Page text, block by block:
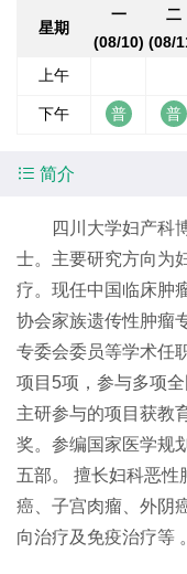
星期
一
(08/10)
二
(08/
上午
下午
 简介
四川大学妇产科
士。主要研究方向为
疗。现任中国临床肿
协会家族遗传性肿瘤
专委会委员等学术任
项目5项，参与多项
主研参与的项目获教
奖。参编国家医学规
五部。 擅长妇科恶性
癌、子宫肉瘤、外阴
向治疗及免疫治疗等 。